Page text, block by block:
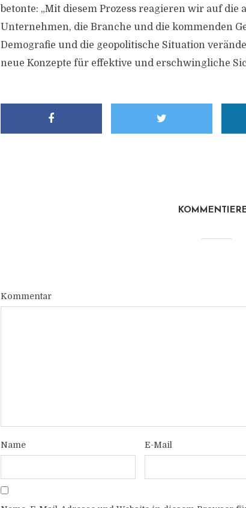
betonte: „Mit diesem Prozess reagieren wir auf
Unternehmen, die Branche und die kommenden
Demografie und die geopolitische Situation
neue Konzepte für effektive und erschwingliche
Kommentar
Name E-Mail